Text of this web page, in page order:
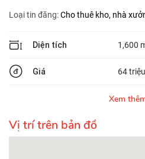
Loại tin đăng:Cho thuê kho, nhà
Diện tích 1,600
Giá 64 triệu
Xem
Vị trí trên bản đồ